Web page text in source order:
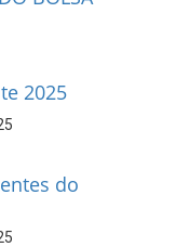
2025
do